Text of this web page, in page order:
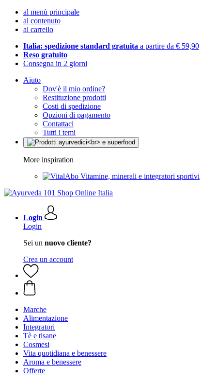
al menù principale
al contenuto
al carrello
Italia: spedizione standard gratuita a partire da € 59,90
Reso gratuito
Consegna in 2 giorni
Aiuto
Dov'è il mio ordine?
Restituzione prodotti
Costi di spedizione
Opzioni di pagamento
Contattaci
Tutti i temi
More inspiration
Vitamine, minerali e integratori sportivi
Login
Login
Sei un nuovo cliente?
Crea un account
Marche
Alimentazione
Integratori
Tè e tisane
Cosmesi
Vita quotidiana e benessere
Aroma e benessere
Offerte